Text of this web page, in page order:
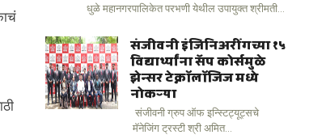
धुळे महानगरपालिकेत परभणी येथील उपायुक्त श्रीमती...
संजीवनी इंजिनिअरींगच्या १५
विद्यार्थ्यांना सॅप कोर्समुळे
झेन्सर टेक्नॉलॉजिज मध्ये
नोकऱ्या
संजीवनी ग्रुप ऑफ इन्स्टिट्यूट्सचे
मॅनेजिंग ट्रस्टी श्री अमित...